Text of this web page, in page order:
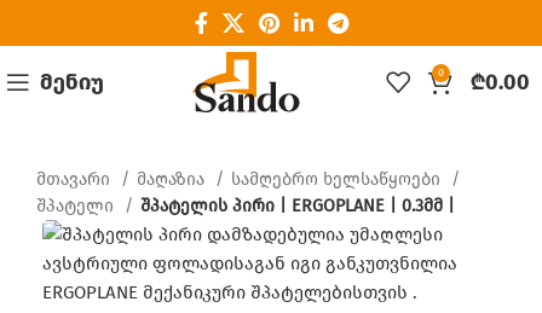
ᲛᲔᲜᲘᲣ 0 ₾0.00
მთავარი მაღაზია
სამღებრო ხელსაწყოები
შპატელი
შპატელის პირი | ERGOPLANE | 0.3მმ |